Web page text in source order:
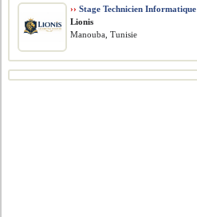
›› Stage Technicien Informatique
Lionis
Manouba, Tunisie